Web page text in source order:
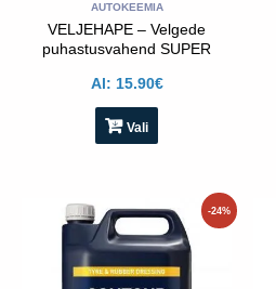
AUTOKEEMIA
VELJEHAPE – Velgede
puhastusvahend SUPER
Al: 15.90€
Vali
-24%
Sellel
tootel
on
mitu